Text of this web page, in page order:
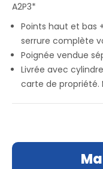
A2P3*
Points haut et bas
serrure complète
Poignée vendue
Livrée avec
carte de propriété.